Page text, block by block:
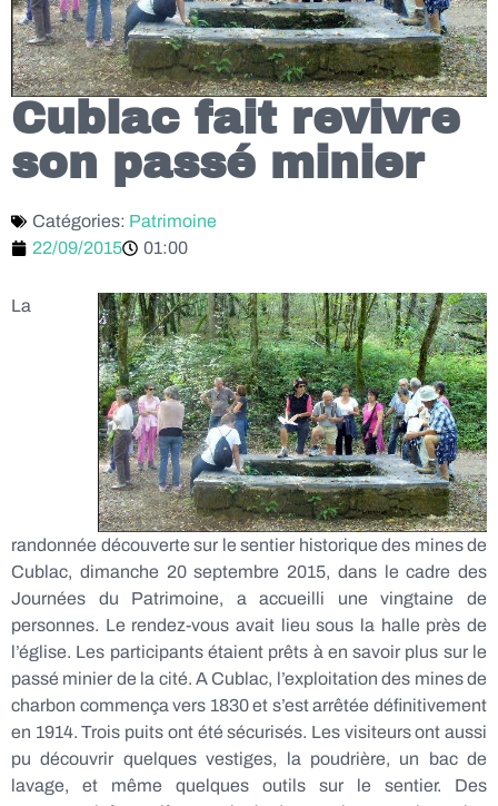
Cublac fait revivre
son passé minier
Catégories: Patrimoine
22/09/2015
01:00
La
randonnée découverte sur le sentier historique des mines de
Cublac, dimanche 20 septembre 2015, dans le cadre des
Journées du Patrimoine, a accueilli une vingtaine de
personnes. Le rendez-vous avait lieu sous la halle près de
l’église. Les participants étaient prêts à en savoir plus sur le
passé minier de la cité. A Cublac, l’exploitation des mines de
charbon commença vers 1830 et s’est arrêtée définitivement
en 1914. Trois puits ont été sécurisés. Les visiteurs ont aussi
pu découvrir quelques vestiges, la poudrière, un bac de
lavage, et même quelques outils sur le sentier. Des